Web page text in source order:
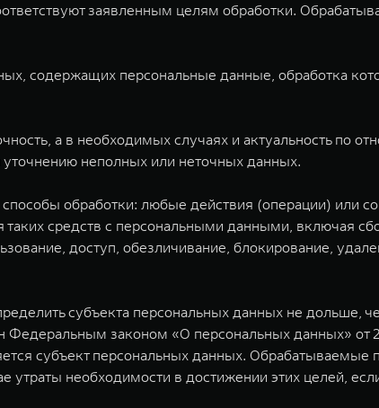
заявленным целям обработки.
содержащих персональные данные, обработка
а в необходимых случаях и актуальность по
неполных или неточных данных.
обработки: любые действия (операции) или
средств с персональными данными, включая
доступ, обезличивание, блокирование,
субъекта персональных данных не дольше,
Федеральным законом «О персональных данных» от
субъект персональных данных.
необходимости в достижении этих целей,